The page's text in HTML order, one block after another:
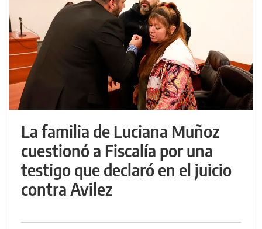
La familia de Luciana Muñoz
cuestionó a Fiscalía por una
testigo que declaró en el juicio
contra Avilez